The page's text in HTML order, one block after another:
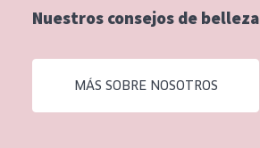
Piel madura
Piel expuesta al sol
Piel menopáusica
Nuestros consejos de belleza
MÁS SOBRE NOSOTROS